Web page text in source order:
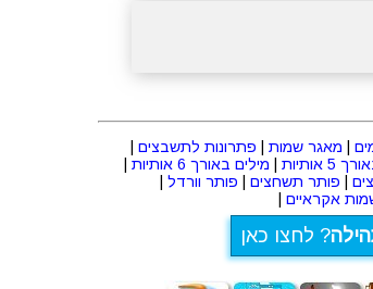
מאגר שמות פתרונות לתשבצים
אותיות מילים באורך 6 אותיות
פותר תשחצים פותר וורדל
אקראיים
? לחצו כאן